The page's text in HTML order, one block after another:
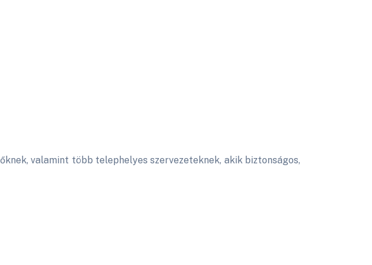
valamint több telephelyes szervezeteknek, akik biztonságos,